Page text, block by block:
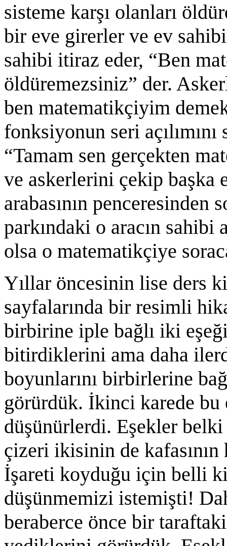
sisteme karşı olanları
bir eve girerler ve ev
sahibi itiraz eder, “Ben
öldüremezsiniz” der.
ben matematikçiyim
fonksiyonun seri
“Tamam sen gerçekten
ve askerlerini çekip başka
arabasının penceresinden
parkındaki o aracın
olsa o matematikçiye
Yıllar öncesinin lise ders
sayfalarında bir resimli
birbirine iple bağlı iki
bitirdiklerini ama daha
boyunlarını birbirlerine
görürdük. İkinci karede bu
düşünürlerdi. Eşekler
çizeri ikisinin de kafasının
İşareti koyduğu için belli
düşünmemizi istemişti!
beraberce önce bir